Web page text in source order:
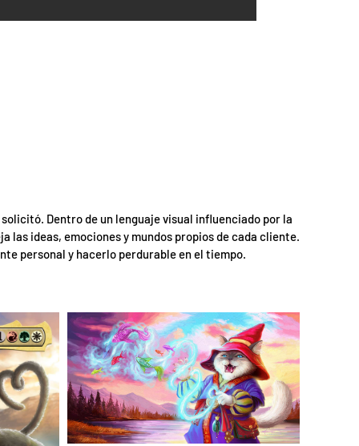
Dentro de un lenguaje visual influenciado por la
las ideas, emociones y mundos propios de cada cliente.
personal y hacerlo perdurable en el tiempo.